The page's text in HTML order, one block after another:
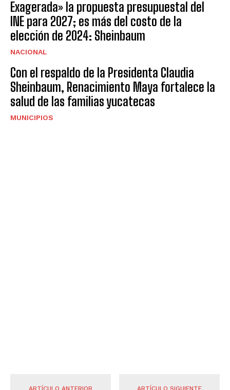
Exagerada» la propuesta presupuestal del
INE para 2027; es más del costo de la
elección de 2024: Sheinbaum
NACIONAL
Con el respaldo de la Presidenta Claudia
Sheinbaum, Renacimiento Maya fortalece la
salud de las familias yucatecas
MUNICIPIOS
ARTÍCULO ANTERIOR ARTÍCULO SIGUIENTE